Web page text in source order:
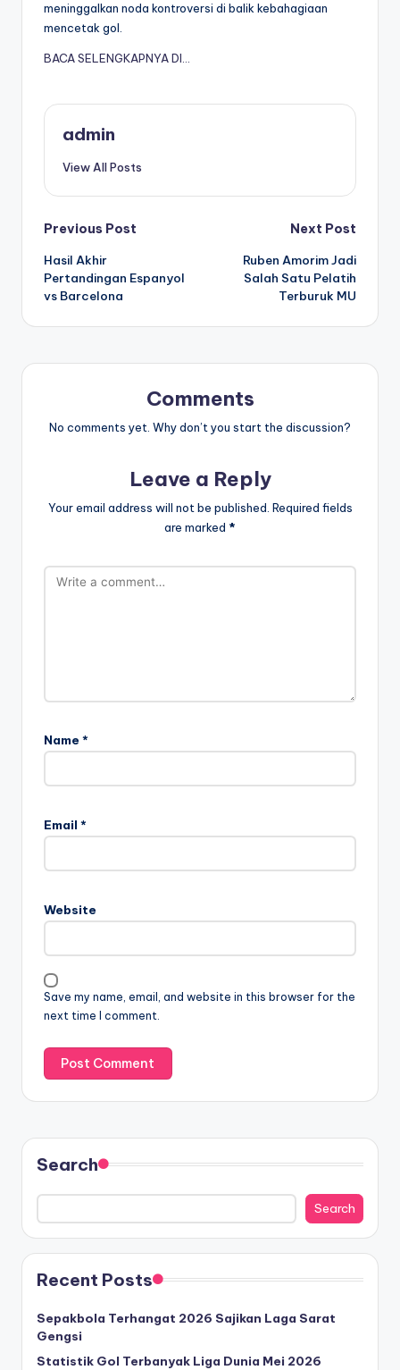
meninggalkan noda kontroversi di balik kebahagiaan
mencetak gol.
BACA SELENGKAPNYA DI…
admin
View All Posts
Post
navigation
Previous Post
Hasil Akhir
Pertandingan Espanyol
vs Barcelona
Next Post
Ruben Amorim Jadi
Salah Satu Pelatih
Terburuk MU
Comments
No comments yet. Why don’t you start the discussion?
Leave a Reply
Your email address will not be published. Required fields
are marked *
Name *
Email *
Website
Save my name, email, and website in this browser for the
next time I comment.
Search
Search
Recent Posts
Sepakbola Terhangat 2026 Sajikan Laga Sarat
Gengsi
Statistik Gol Terbanyak Liga Dunia Mei 2026